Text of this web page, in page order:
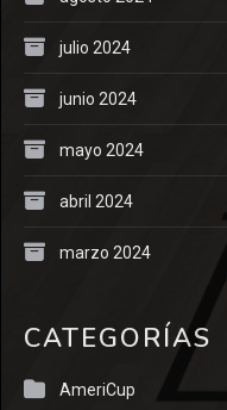
julio 2024
junio 2024
mayo 2024
abril 2024
marzo 2024
CATEGORÍAS
AmeriCup